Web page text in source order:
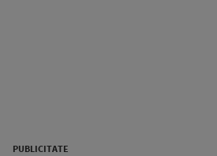
PUBLICITATE